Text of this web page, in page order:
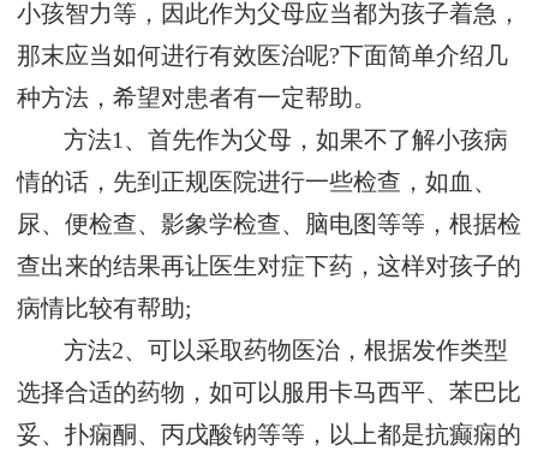
小孩智力等，因此作为父母应当都为孩子着急，
那末应当如何进行有效医治呢?下面简单介绍几
种方法，希望对患者有一定帮助。
方法1、首先作为父母，如果不了解小孩病
情的话，先到正规医院进行一些检查，如血、
尿、便检查、影象学检查、脑电图等等，根据检
查出来的结果再让医生对症下药，这样对孩子的
病情比较有帮助;
方法2、可以采取药物医治，根据发作类型
选择合适的药物，如可以服用卡马西平、苯巴比
妥、扑痫酮、丙戊酸钠等等，以上都是抗癫痫的